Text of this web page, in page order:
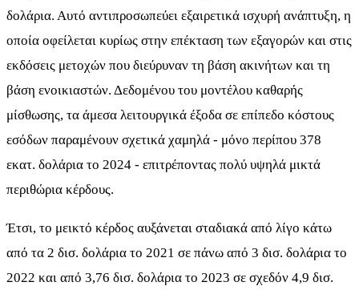
δολάρια. Αυτό αντιπροσωπεύει εξαιρετικά ισχυρή ανάπτυξη, η
οποία οφείλεται κυρίως στην επέκταση των εξαγορών και στις
εκδόσεις μετοχών που διεύρυναν τη βάση ακινήτων και τη
βάση ενοικιαστών. Δεδομένου του μοντέλου καθαρής
μίσθωσης, τα άμεσα λειτουργικά έξοδα σε επίπεδο κόστους
εσόδων παραμένουν σχετικά χαμηλά - μόνο περίπου 378
εκατ. δολάρια το 2024 - επιτρέποντας πολύ υψηλά μικτά
περιθώρια κέρδους.
Έτσι, το μεικτό κέρδος αυξάνεται σταδιακά από λίγο κάτω
από τα 2 δισ. δολάρια το 2021 σε πάνω από 3 δισ. δολάρια το
2022 και από 3,76 δισ. δολάρια το 2023 σε σχεδόν 4,9 δισ.